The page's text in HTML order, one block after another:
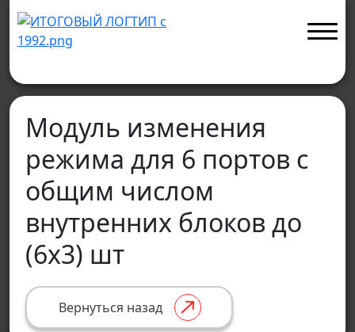
Модуль изменения
режима для 6 портов с
общим числом
внутренних блоков до
(6х3) шт
Вернуться назад